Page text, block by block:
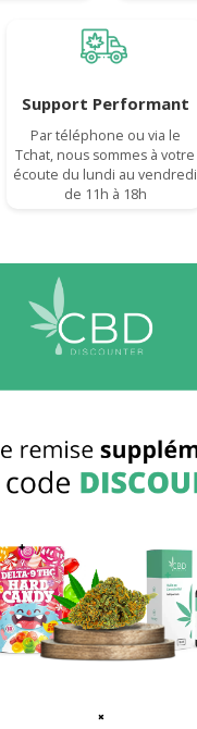
(437 avis)
Support Performant
Par téléphone ou via le
Tchat, nous sommes à votre
écoute du lundi au vendredi
de 11h à 18h